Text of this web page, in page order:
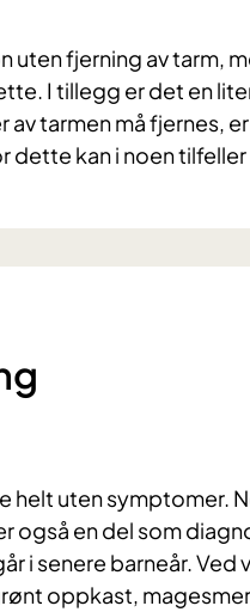
fjerning av tarm,
I tillegg er det en
tarmen må fjernes,
kan i noen tilfeller
helt uten symptomer.
også en del som
i senere barneår.
oppkast,